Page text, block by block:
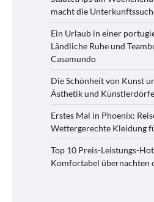
macht die
Ein Urlaub in einer
Ländliche Ruhe und
Casamundo
Die Schönheit von Kunst
Ästhetik und
Erstes Mal in Phoenix:
Wettergerechte Kleidung
Top 10 Preis-Leistungs-
Komfortabel übernachten